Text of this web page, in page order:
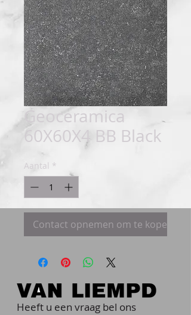
Geoceramica
60X60X4 BB Black
Aantal *
Contact opnemen om te kopen
Heeft u een vraag bel ons